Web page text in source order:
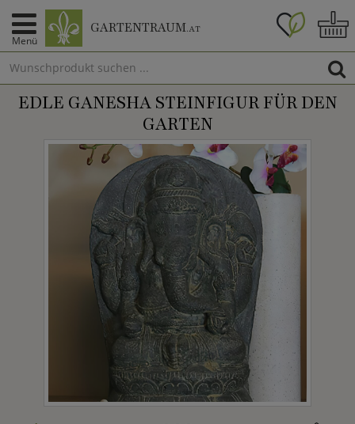
Menü
GARTENTRAUM.AT
EDLE GANESHA STEINFIGUR FÜR DEN
GARTEN